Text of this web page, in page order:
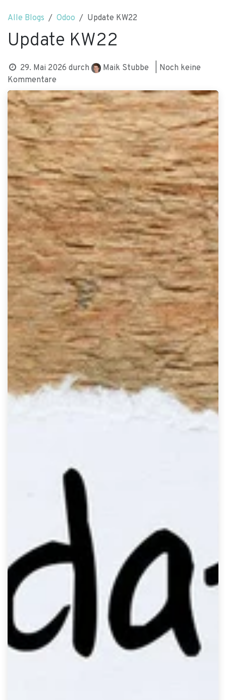
Alle Blogs
Odoo Update KW22
Update KW22
29. Mai 2026 durch Maik Stubbe
| Noch keine
Kommentare